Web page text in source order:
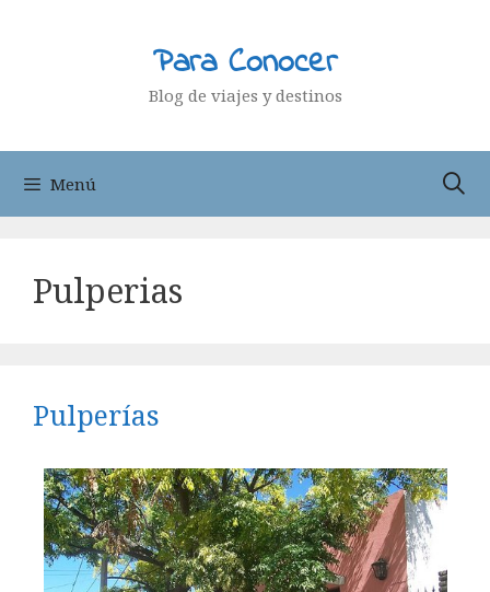
Para Conocer
Blog de viajes y destinos
Menú
Pulperias
Pulperías